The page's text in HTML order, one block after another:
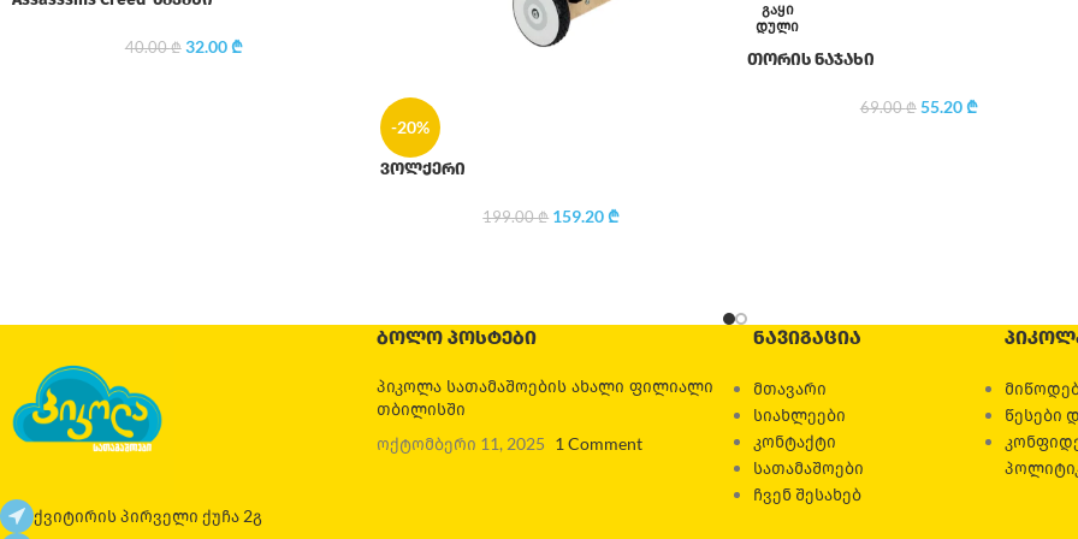
40.00₾ 32.00₾
-20%
ვოლქერი
199.00₾ 159.20₾
ᲒᲐᲧᲘ
ᲓᲣᲚᲘ
თორის ნაჯახი
69.00₾ 55.20₾
ქვიტირის პირველი ქუჩა 2გ
ᲑᲝᲚᲝ ᲞᲝᲡᲢᲔᲑᲘ
პიკოლა სათამაშოების ახალი ფილიალი
თბილისში
ოქტომბერი 11, 2025 1 Comment
ᲜᲐᲕᲘᲒᲐᲪᲘᲐ
მთავარი
სიახლეები
კონტაქტი
სათამაშოები
ჩვენ შესახებ
წესები